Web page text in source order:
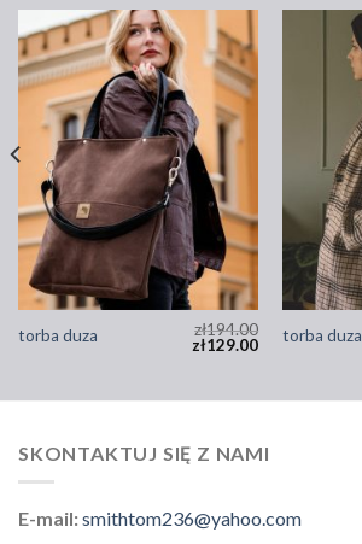
torba duza zł194.00
zł129.00 torba duza
SKONTAKTUJ SIĘ Z NAMI
E-mail:smithtom236@yahoo.com